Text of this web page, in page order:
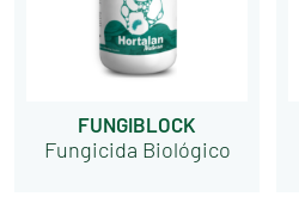
FUNGIBLOCK
Fungicida Biológico